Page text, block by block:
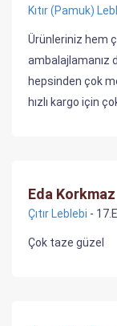
Kıtır (Pamuk)
Ürünleriniz hem
ambalajlamanız
hepsinden çok
hızlı kargo için
Eda Korkmaz
Çıtır Leblebi -
Çok taze güzel